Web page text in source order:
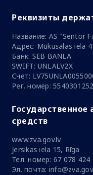
Реквизиты
Название: AS "Sentor
Адрес: Mūkusalas iela
Банк: SEB BANLA
SWIFT: UNLALV2X
Счет:
Рег. номер:
Государственное
средств
www.zva.gov.lv
Jersikas iela 15, Rīga
Тел. номер: 67 078 424
Эл. почта: